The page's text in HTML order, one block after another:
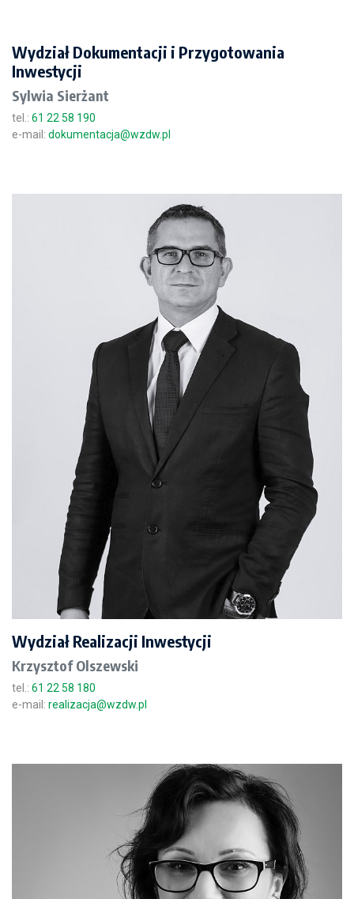
Wydział Dokumentacji i Przygotowania
Inwestycji
Sylwia Sierżant
tel.: 61 22 58 190
e-mail: dokumentacja@wzdw.pl
Wydział Realizacji Inwestycji
Krzysztof Olszewski
tel.: 61 22 58 180
e-mail: realizacja@wzdw.pl